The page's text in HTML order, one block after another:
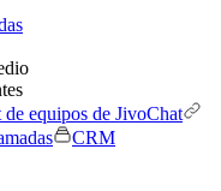
de equipos de JivoChat
CRM